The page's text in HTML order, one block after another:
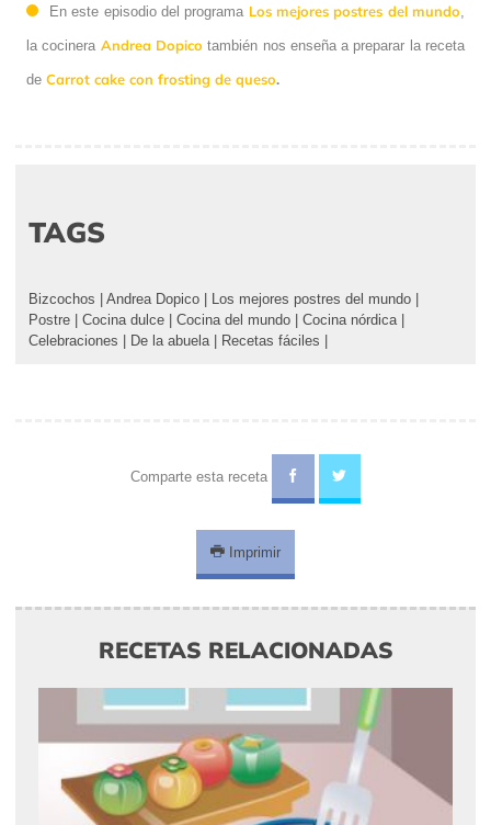
En este episodio del programa Los mejores postres del mundo
la cocinera Andrea Dopico también nos enseña a preparar la receta
de Carrot cake con frosting de queso.
TAGS
Bizcochos | Andrea Dopico | Los mejores postres del mundo |
Postre | Cocina dulce | Cocina del mundo | Cocina nórdica |
Celebraciones | De la abuela | Recetas fáciles |
Comparte esta receta
Imprimir
RECETAS RELACIONADAS